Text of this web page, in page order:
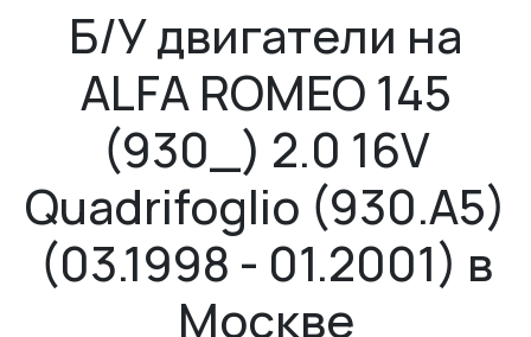
Б/У двигатели на
ALFA ROMEO 145
(930_) 2.0 16V
Quadrifoglio (930.A5)
(03.1998 - 01.2001) в
Москве